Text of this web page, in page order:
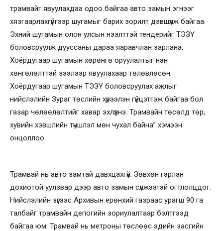
трамвайг явуулахдаа одоо байгаа авто замын эгнээг
хязгаарлахгүйгээр шугамыг барих зорилт дэвшүүлж байгаа.
Эхний шугамын олон улсын нээлттэй тендерийг ТЭЗҮ
боловсруулж дууссаны дараа яаравчлан зарлана.
Хоёрдугаар шугамын хөрөнгө оруулалтыг нэн
хөнгөлөлттэй зээлээр явуулахаар төлөвлөсөн.
Хоёрдугаар шугамын ТЭЗҮ боловсруулах ажлыг
нийслэлийн Зураг төслийн хүрээлэн гүйцэтгэж байгаа бол
газар чөлөөлөлтийг хавар эхлүүлнэ. Трамвайн төсөлд төр,
хувийн хэвшлийн түншлэл мөн чухал байна” хэмээн
онцоллоо.
Трамвай нь авто замтай давхцахгүй. Зөвхөн гэрлэн
дохиотой уулзвар дээр авто замын сүлжээтэй огтлолцдог.
Нийслэлийн зүгээс Архивын ерөнхий газраас урагш 90 га
талбайг трамвайн депогийн зориулалтаар бэлтгээд
байгаа юм. Трамвай нь метроны төслөөс эдийн засгийн